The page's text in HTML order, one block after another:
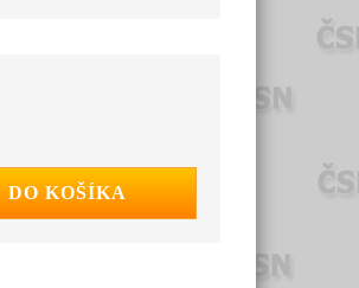
DO KOŠÍKA